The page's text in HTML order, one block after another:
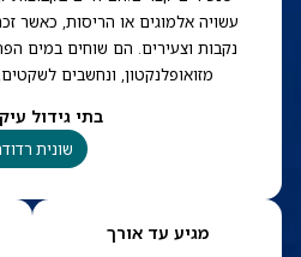
עשויה אלמוגים או הריסות, כאשר
נקבות וצעירים. הם שוחים במים
מזואופלנקטון, ונחשבים
בתי גידול
שונית
מגיע עד אורך